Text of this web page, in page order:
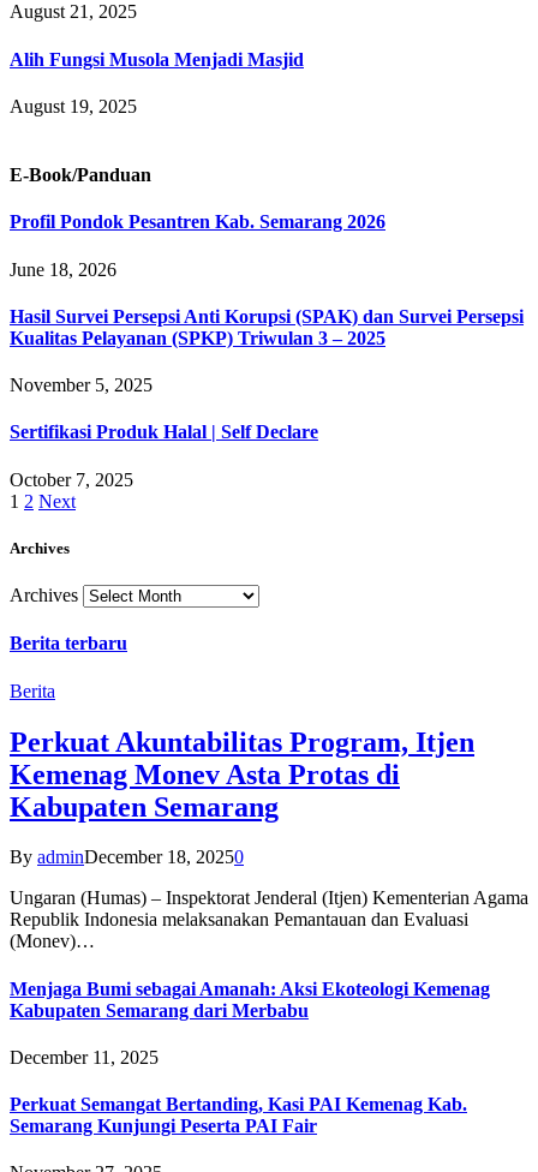
August 21, 2025
Alih Fungsi Musola Menjadi Masjid
August 19, 2025
E-Book/Panduan
Profil Pondok Pesantren Kab. Semarang 2026
June 18, 2026
Hasil Survei Persepsi Anti Korupsi (SPAK) dan Survei Persepsi
Kualitas Pelayanan (SPKP) Triwulan 3 – 2025
November 5, 2025
Sertifikasi Produk Halal | Self Declare
October 7, 2025
1 2 Next
Archives
Archives
Berita terbaru
Berita
Perkuat Akuntabilitas Program, Itjen
Kemenag Monev Asta Protas di
Kabupaten Semarang
By adminDecember 18, 20250
Ungaran (Humas) – Inspektorat Jenderal (Itjen) Kementerian Agama
Republik Indonesia melaksanakan Pemantauan dan Evaluasi
(Monev)…
Menjaga Bumi sebagai Amanah: Aksi Ekoteologi Kemenag
Kabupaten Semarang dari Merbabu
December 11, 2025
Perkuat Semangat Bertanding, Kasi PAI Kemenag Kab.
Semarang Kunjungi Peserta PAI Fair